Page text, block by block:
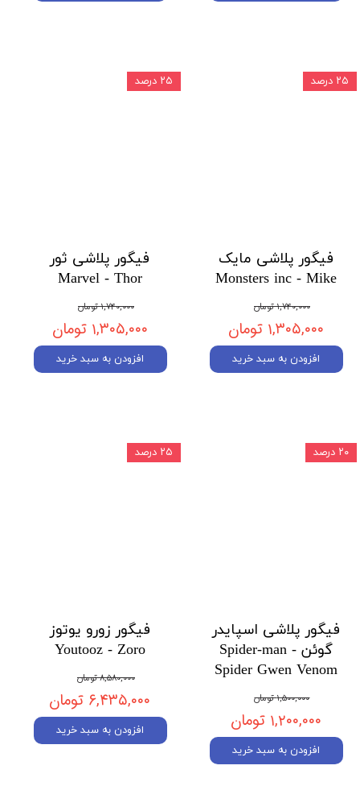
فیگور پلاشی مایک
Monsters inc - Mike
۱,۷۴۰,۰۰۰ تومان
۱,۳۰۵,۰۰۰ تومان
افزودن به سبد خرید
۲۵ درصد
فیگور پلاشی ثور
Marvel - Thor
۱,۷۴۰,۰۰۰ تومان
۱,۳۰۵,۰۰۰ تومان
افزودن به سبد خرید
۲۵ درصد
فیگور پلاشی اسپایدر
گوئن Spider-man -
Spider Gwen Venom
۱,۵۰۰,۰۰۰ تومان
۱,۲۰۰,۰۰۰ تومان
افزودن به سبد خرید
۲۰ درصد
فیگور زورو یوتوز
Youtooz - Zoro
۸,۵۸۰,۰۰۰ تومان
۶,۴۳۵,۰۰۰ تومان
افزودن به سبد خرید
۲۵ درصد